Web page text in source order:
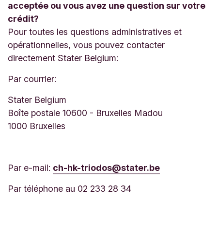
acceptée ou vous avez une question sur votre
crédit?
Pour toutes les questions administratives et
opérationnelles, vous pouvez contacter
directement Stater Belgium:
Par courrier:
Stater Belgium
Boîte postale 10600 - Bruxelles Madou
1000 Bruxelles
Par e-mail: ch-hk-triodos@stater.be
Par téléphone au 02 233 28 34